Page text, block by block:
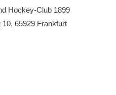
Hockey-Club 1899
65929 Frankfurt